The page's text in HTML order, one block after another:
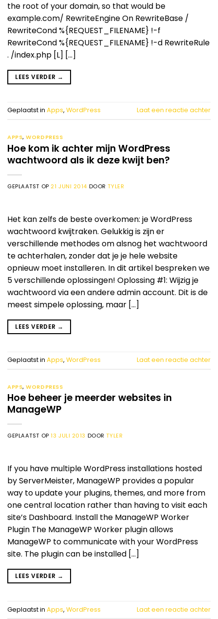
the root of your domain, so that would be
example.com/ RewriteEngine On RewriteBase /
RewriteCond %{REQUEST_FILENAME} !-f
RewriteCond %{REQUEST_FILENAME} !-d RewriteRule
. /index.php [L] […]
LEES VERDER →
Geplaatst in Apps, WordPress Laat een reactie achter
APPS,WORDPRESS
Hoe kom ik achter mijn WordPress
wachtwoord als ik deze kwijt ben?
GEPLAATST OP 21 JUNI 2014 DOORTYLER
Het kan zelfs de beste overkomen: je WordPress
wachtwoord kwijtraken. Gelukkig is zijn er
verschillende methodes om alsnog het wachtwoord
te achterhalen, zonder dat je je hele website
opnieuw moet installeren. In dit artikel bespreken we
5 verschillende oplossingen! Oplossing #1: Wijzig je
wachtwoord via een andere admin account. Dit is de
meest simpele oplossing, maar […]
LEES VERDER →
Geplaatst in Apps, WordPress Laat een reactie achter
APPS,WORDPRESS
Hoe beheer je meerder websites in
ManageWP
GEPLAATST OP13 JULI 2013 DOORTYLER
If you have multiple WordPress installations hosted
by ServerMeister, ManageWP provides a popular
way to update your plugins, themes, and more from
one central location rather than having to visit each
site’s Dashboard. Install the ManageWP Worker
Plugin The ManageWP Worker plugin allows
ManageWP to communicate with your WordPress
site. The plugin can be installed […]
LEES VERDER →
Geplaatst in Apps, WordPress Laat een reactie achter